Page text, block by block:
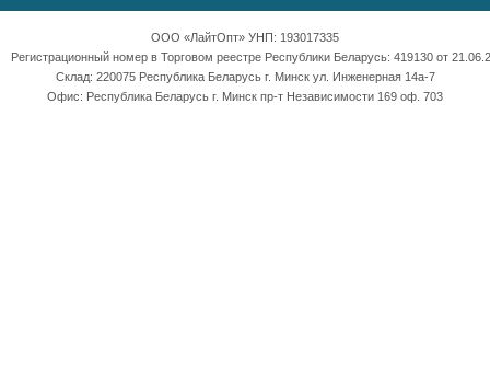
ООО «ЛайтОпт» УНП: 193017335
Регистрационный номер в Торговом реестре Республики Беларусь: 419130 от
Склад: 220075 Республика Беларусь г. Минск ул. Инженерная 14а-7
Офис: Республика Беларусь г. Минск пр-т Независимости 169 оф. 703